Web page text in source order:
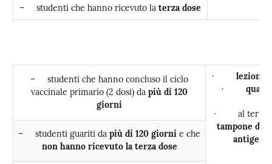
– studenti che hanno ricevuto la terza dose
– studenti che hanno concluso il ciclo
vaccinale primario (2 dosi) da più di 120
giorni
· lezioni
·
· al termine
tampone di
– studenti guariti da più di 120 giorni e che
non hanno ricevuto la terza dose